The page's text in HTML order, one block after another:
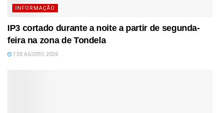
INFORMAÇÃO
IP3 cortado durante a noite a partir de segunda-
feira na zona de Tondela
7 DE AGOSTO, 2026